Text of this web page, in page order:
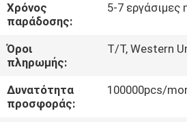
ΜΑΣ
ΕΛΆΤΕ
ΣΕ
ΕΠΑΦΉ
ΜΕ
Χρόνος
παράδοσης:
5-7 εργάσιμες
Όροι
πληρωμής:
T/T, Western
Δυνατότητα
προσφοράς:
100000pcs/